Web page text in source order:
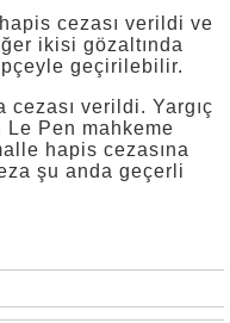
cezası verildi ve
ikisi gözaltında
geçirilebilir.
cezası verildi. Yargıç
Le Pen mahkeme
hapis cezasına
şu anda geçerli